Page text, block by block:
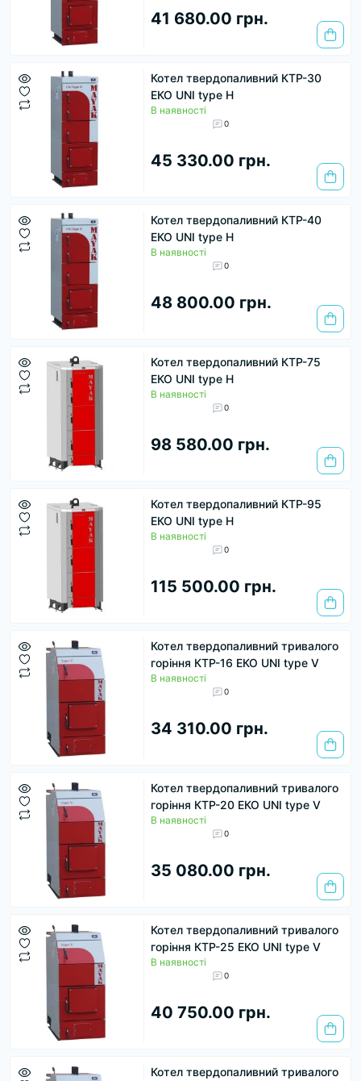
41 680.00 грн.
Котел твердопаливний КТР-30
ЕКО UNI type H
В наявності
0
45 330.00 грн.
Котел твердопаливний КТР-40
ЕКО UNI type H
В наявності
0
48 800.00 грн.
Котел твердопаливний КТР-75
ЕКО UNI type H
В наявності
0
98 580.00 грн.
Котел твердопаливний КТР-95
ЕКО UNI type H
В наявності
0
115 500.00 грн.
Котел твердопаливний тривалого
горіння КТР-16 ЕКО UNI type V
В наявності
0
34 310.00 грн.
Котел твердопаливний тривалого
горіння КТР-20 ЕКО UNI type V
В наявності
0
35 080.00 грн.
Котел твердопаливний тривалого
горіння КТР-25 ЕКО UNI type V
В наявності
0
40 750.00 грн.
Котел твердопаливний тривалого